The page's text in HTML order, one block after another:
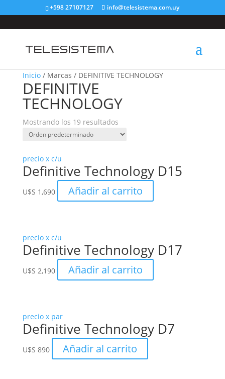
+598 27107127 info@telesistema.com.uy
Inicio/ Marcas / DEFINITIVE TECHNOLOGY
DEFINITIVE
TECHNOLOGY
Mostrando los 19 resultados
precio x c/u
Definitive Technology D15
U$S 1,690 Añadir al carrito
precio x c/u
Definitive Technology D17
U$S 2,190 Añadir al carrito
precio x par
Definitive Technology D7
U$S 890 Añadir al carrito